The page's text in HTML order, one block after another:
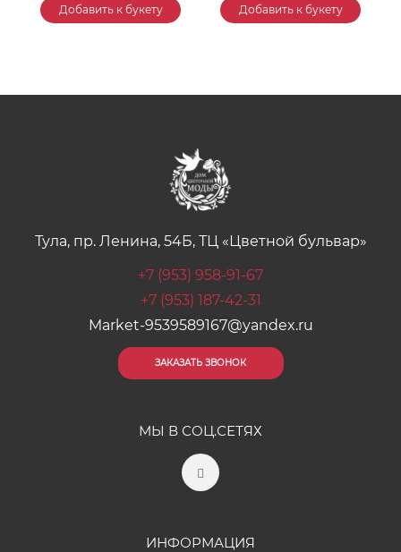
Добавить к букету Добавить к букету
Тула, пр. Ленина, 54Б, ТЦ «Цветной бульвар»
+7 (953) 958-91-67
+7 (953) 187-42-31
Market-9539589167@yandex.ru
ЗАКАЗАТЬ ЗВОНОК
МЫ В СОЦ.СЕТЯХ
ИНФОРМАЦИЯ